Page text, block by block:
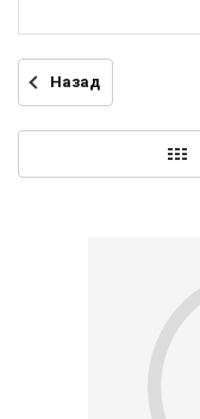
Назад